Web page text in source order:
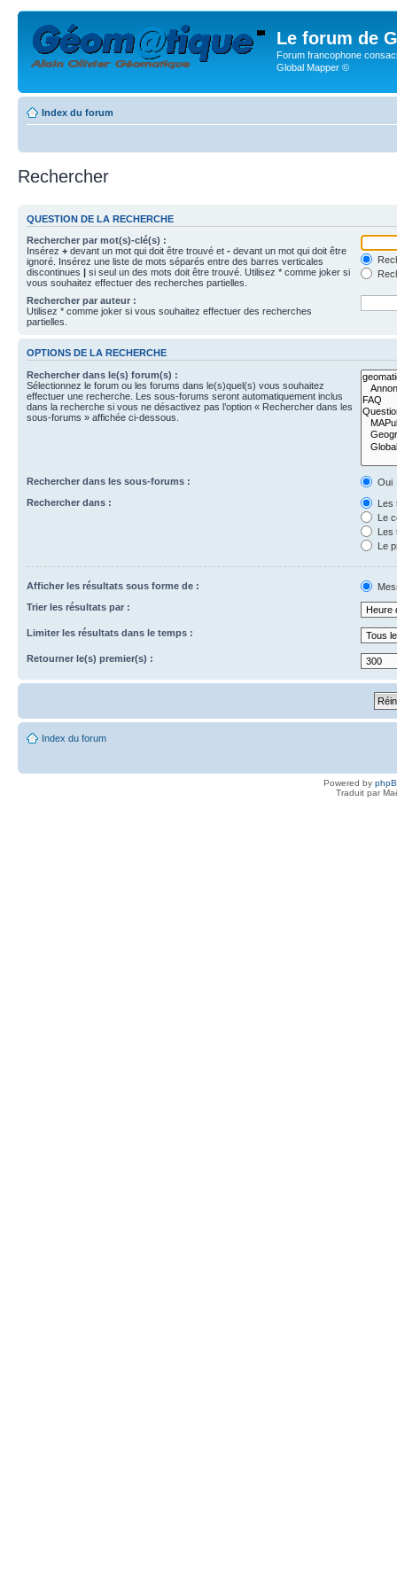
Le forum de
Forum francophone
Global Mapper ©
Index du forum
Rechercher
QUESTION DE LA RECHERCHE
Rechercher par mot(s)-clé(s) :
Insérez + devant un mot qui doit être trouvé et - devant un mot qui doit être
ignoré. Insérez une liste de mots séparés entre des barres verticales
discontinues | si seul un des mots doit être trouvé. Utilisez * comme joker si
vous souhaitez effectuer des recherches partielles.
Rechercher par auteur :
Utilisez * comme joker si vous souhaitez effectuer des recherches
partielles.
OPTIONS DE LA RECHERCHE
Rechercher dans le(s) forum(s) :
Sélectionnez le forum ou les forums dans le(s)quel(s) vous souhaitez
effectuer une recherche. Les sous-forums seront automatiquement inclus
dans la recherche si vous ne désactivez pas l’option « Rechercher dans les
sous-forums » affichée ci-dessous.
Rechercher dans les sous-forums :
Oui
Rechercher dans :
Les
Le
Les
Le
Afficher les résultats sous forme de :
Trier les résultats par :
Limiter les résultats dans le temps :
Retourner le(s) premier(s) :
Index du forum
Powered by
Traduit par